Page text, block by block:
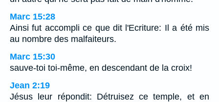
Marc 15:28
Ainsi fut accompli ce que dit l'Ecriture: Il a été mis
au nombre des malfaiteurs.
Marc 15:30
sauve-toi toi-même, en descendant de la croix!
Jean 2:19
Jésus leur répondit: Détruisez ce temple, et en